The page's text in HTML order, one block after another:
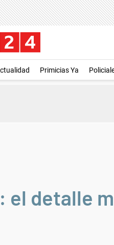
Primicias Ya
el detalle